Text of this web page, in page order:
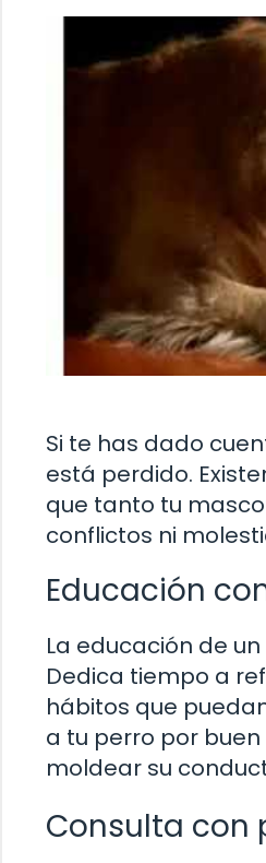
Si te has dado
está perdido.
que tanto tu
conflictos ni
Educación
La educación de
Dedica tiempo a
hábitos que
a tu perro por
moldear su
Consulta con